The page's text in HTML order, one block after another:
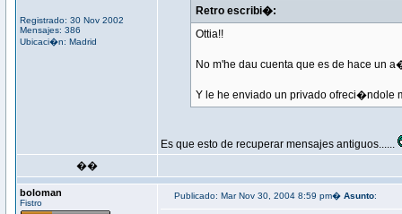
Registrado: 30 Nov 2002
Mensajes: 386
Ubicaci�n: Madrid
Retro escribi�:
Ottia!!
No m'he dau cuenta que es de hace un
Y le he enviado un privado ofreci�ndole
Es que esto de recuperar mensajes antiguos......
��
boloman
Fistro
Publicado: Mar Nov 30, 2004 8:59 pm� Asunto: